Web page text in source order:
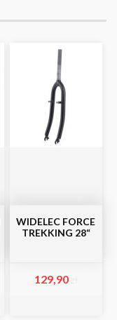
WIDELEC FORCE
TREKKING 28“
129,90